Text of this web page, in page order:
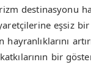
destinasyonu
eşsiz bir
bir